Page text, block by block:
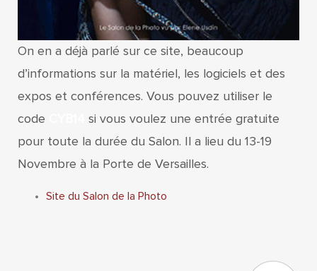
On en a déjà parlé sur ce site, beaucoup
d’informations sur la matériel, les logiciels et des
expos et conférences. Vous pouvez utiliser le
code
si vous voulez une entrée gratuite
pour toute la durée du Salon. Il a lieu du 13-19
Novembre à la Porte de Versailles.
Site du Salon de la Photo